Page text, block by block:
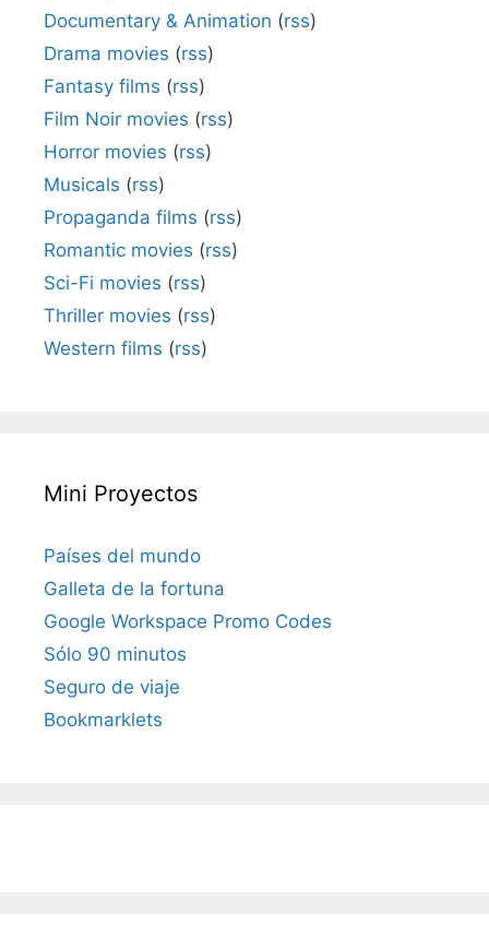
Documentary & Animation (rss)
Drama movies (rss)
Fantasy films (rss)
Film Noir movies (rss)
Horror movies (rss)
Musicals (rss)
Propaganda films (rss)
Romantic movies (rss)
Sci-Fi movies (rss)
Thriller movies (rss)
Western films (rss)
Mini Proyectos
Países del mundo
Galleta de la fortuna
Google Workspace Promo Codes
Sólo 90 minutos
Seguro de viaje
Bookmarklets